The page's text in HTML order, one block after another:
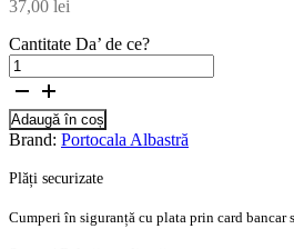
37,00 lei
Cantitate Da’ de ce?
Adaugă în coș
Brand: Portocala Albastră
Plăți securizate
Cumperi în siguranță cu plata prin card bancar